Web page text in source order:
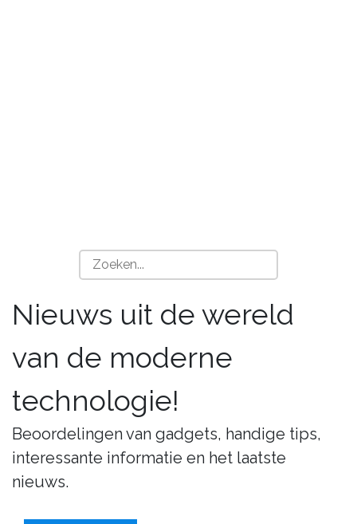
Nieuws uit de wereld
van de moderne
technologie!
Beoordelingen van gadgets, handige tips,
interessante informatie en het laatste
nieuws.